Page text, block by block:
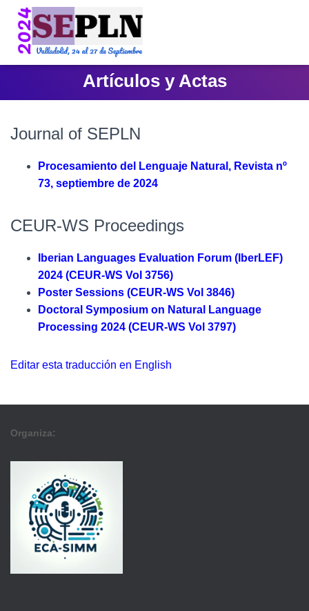
Artículos y Actas
Journal of SEPLN
Procesamiento del Lenguaje Natural, Revista nº
73, septiembre de 2024
CEUR-WS Proceedings
Iberian Languages Evaluation Forum (IberLEF)
2024 (CEUR-WS Vol 3756)
Poster Sessions (CEUR-WS Vol 3846)
Doctoral Symposium on Natural Language
Processing 2024 (CEUR-WS Vol 3797)
Editar esta traducción en English
Organiza: